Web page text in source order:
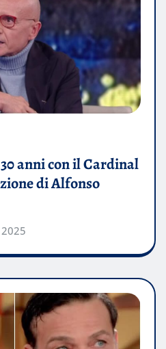
anni con il Cardinal
di Alfonso